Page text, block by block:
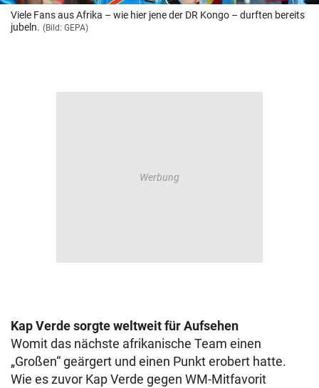
Viele Fans aus Afrika – wie hier jene der DR Kongo – durften bereits
jubeln. (Bild: GEPA)
Kap Verde sorgte weltweit für Aufsehen
Womit das nächste afrikanische Team einen
„Großen“ geärgert und einen Punkt erobert hatte.
Wie es zuvor Kap Verde gegen WM-Mitfavorit